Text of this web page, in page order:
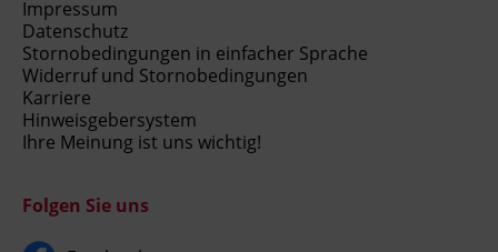
Impressum
Datenschutz
Stornobedingungen in einfacher Sprache
Widerruf und Stornobedingungen
Karriere
Hinweisgebersystem
Ihre Meinung ist uns wichtig!
Folgen Sie uns